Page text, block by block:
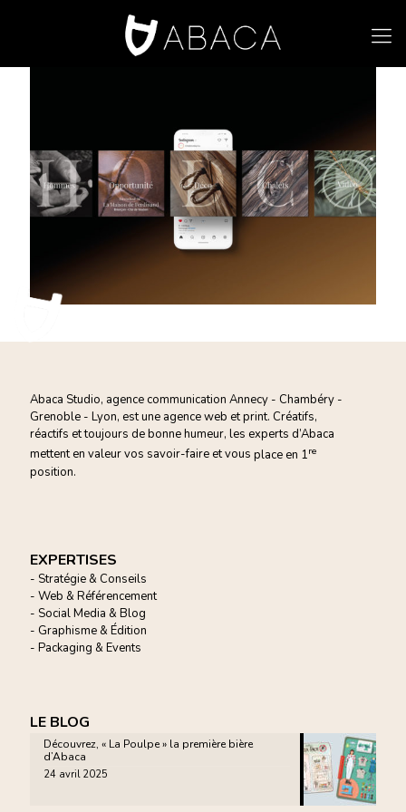
Abaca Studio, agence communication Annecy - Chambéry -
Grenoble - Lyon, est une agence web et print. Créatifs,
réactifs et toujours de bonne humeur, les experts d’Abaca
mettent en valeur vos savoir-faire et vous place en 1re
position.
EXPERTISES
- Stratégie & Conseils
- Web & Référencement
- Social Media & Blog
- Graphisme & Édition
- Packaging & Events
LE BLOG
Découvrez, « La Poulpe » la première bière
d’Abaca
24 avril 2025